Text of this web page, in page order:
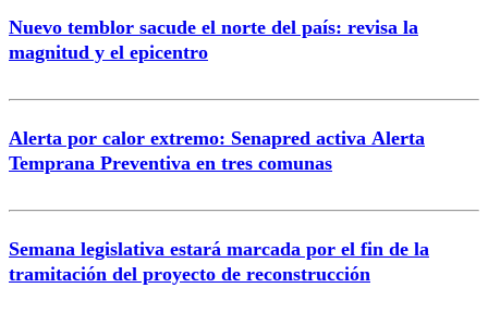
Nuevo temblor sacude el norte del país: revisa la
magnitud y el epicentro
Alerta por calor extremo: Senapred activa Alerta
Temprana Preventiva en tres comunas
Semana legislativa estará marcada por el fin de la
tramitación del proyecto de reconstrucción